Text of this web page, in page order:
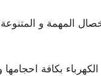
المهمة و
بكافة